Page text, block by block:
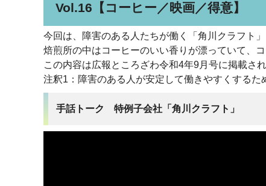
Vol.16【コーヒー／映画／得意】
今回は、障害のある人たちが働く「角川クラフト
焙煎所の中はコーヒーのいい香りが漂っていて、
この内容は広報ところざわ令和4年9月号に掲載され
注釈1：障害のある人が安定して働きやすくするた
手話トーク 特例子会社「角川クラフト」